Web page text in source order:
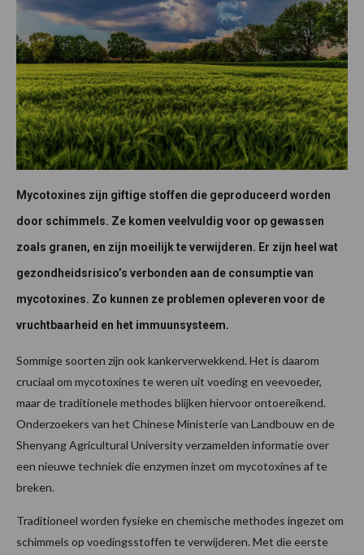
Mycotoxines zijn giftige stoffen die geproduceerd worden
door schimmels. Ze komen veelvuldig voor op gewassen
zoals granen, en zijn moeilijk te verwijderen. Er zijn heel wat
gezondheidsrisico’s verbonden aan de consumptie van
mycotoxines. Zo kunnen ze problemen opleveren voor de
vruchtbaarheid en het immuunsysteem.
Sommige soorten zijn ook kankerverwekkend. Het is daarom
cruciaal om mycotoxines te weren uit voeding en veevoeder,
maar de traditionele methodes blijken hiervoor ontoereikend.
Onderzoekers van het Chinese Ministerie van Landbouw en de
Shenyang Agricultural University verzamelden informatie over
een nieuwe techniek die enzymen inzet om mycotoxines af te
breken.
Traditioneel worden fysieke en chemische methodes ingezet om
schimmels op voedingsstoffen te verwijderen. Met die eerste